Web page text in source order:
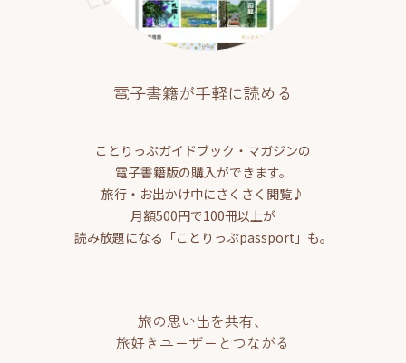
電子書籍が手軽に読める
ことりっぷガイドブック・マガジンの
電子書籍版の購入ができます。
旅行・お出かけ中にさくさく閲覧♪
月額500円で100冊以上が
読み放題になる「ことりっぷpassport」も。
旅の思い出を共有、
旅好きユーザーとつながる